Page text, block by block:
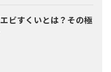
ビすくいとは？ その極